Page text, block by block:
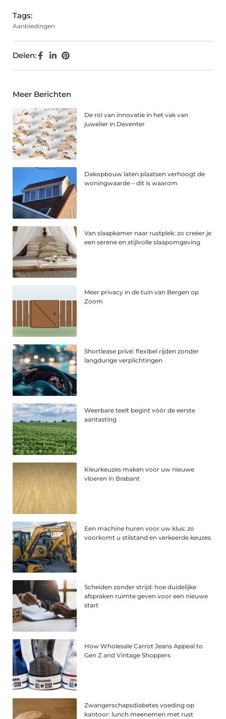
Tags:
Aanbiedingen
Delen:
Meer Berichten
De rol van innovatie in het vak van
juwelier in Deventer
Dakopbouw laten plaatsen verhoogt de
woningwaarde – dit is waarom
Van slaapkamer naar rustplek: zo creëer je
een serene en stijlvolle slaapomgeving
Meer privacy in de tuin van Bergen op
Zoom
Shortlease privé: flexibel rijden zonder
langdurige verplichtingen
Weerbare teelt begint vóór de eerste
aantasting
Kleurkeuzes maken voor uw nieuwe
vloeren in Brabant
Een machine huren voor uw klus: zo
voorkomt u stilstand en verkeerde keuzes
Scheiden zonder strijd: hoe duidelijke
afspraken ruimte geven voor een nieuwe
start
How Wholesale Carrot Jeans Appeal to
Gen Z and Vintage Shoppers
Zwangerschapsdiabetes voeding op
kantoor: lunch meenemen met rust